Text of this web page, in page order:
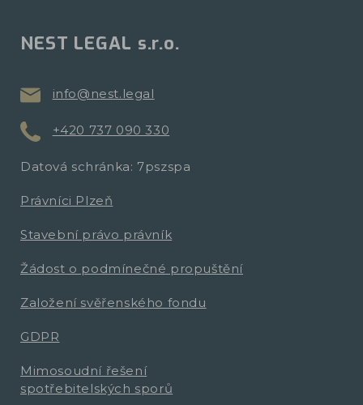
NEST LEGAL s.r.o.
info@nest.legal
+420 737 090 330
Datová schránka: 7pszspa
Právníci Plzeň
Stavební právo právník
Žádost o podmínečné propuštění
Založení svěřenského fondu
GDPR
Mimosoudní řešení
spotřebitelských sporů